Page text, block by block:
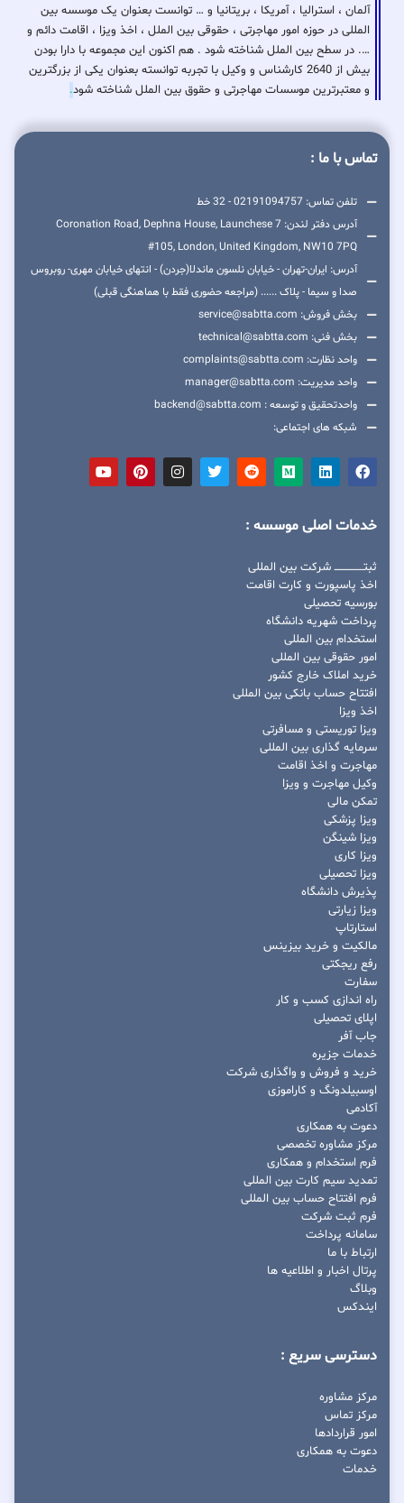
آلمان ، استرالیا ، آمریکا ، بریتانیا و … توانست بعنوان یک موسسه بین
المللی در حوزه امور مهاجرتی ، حقوقی بین الملل ، اخذ ویزا ، اقامت دائم و
…. در سطح بین الملل شناخته شود . هم اکنون این مجموعه با دارا بودن
بیش از 2640 کارشناس و وکیل با تجربه توانسته بعنوان یکی از بزرگترین
و معتبرترین موسسات مهاجرتی و حقوق بین الملل شناخته شود.
تماس با ما :
تلفن تماس: 02191094757 - 32 خط
آدرس دفتر لندن: 7 Coronation Road, Dephna House, Launchese
#105, London, United Kingdom, NW10 7PQ
آدرس: ایران-تهران - خیابان نلسون ماندلا(جردن) - انتهای خیابان مهری- روبروس
صدا و سیما - پلاک ...... (مراجعه حضوری فقط با هماهنگی قبلی)
بخش فروش: service@sabtta.com
بخش فنی: technical@sabtta.com
واحد نظارت: complaints@sabtta.com
واحد مدیریت: manager@sabtta.com
واحدتحقیق و توسعه : backend@sabtta.com
شبکه های اجتماعی:
خدمات اصلی موسسه :
ثبتــــــــــــــــ شرکت بین المللی
اخذ پاسپورت و کارت اقامت
بورسیه تحصیلی
پرداخت شهریه دانشگاه
استخدام بین المللی
امور حقوقی بین المللی
خرید املاک خارج کشور
افتتاح حساب بانکی بین المللی
اخذ ویزا
ویزا توریستی و مسافرتی
سرمایه گذاری بین المللی
مهاجرت و اخذ اقامت
وکیل مهاجرت و ویزا
تمکن مالی
ویزا پزشکی
ویزا شینگن
ویزا کاری
ویزا تحصیلی
پذیرش دانشگاه
ویزا زیارتی
استارتاپ
مالکیت و خرید بیزینس
رفع ریجکتی
سفارت
راه اندازی کسب و کار
اپلای تحصیلی
جاب آفر
خدمات جزیره
خرید و فروش و واگذاری شرکت
اوسبیلدونگ و کاراموزی
آکادمی
دعوت به همکاری
مرکز مشاوره تخصصی
فرم استخدام و همکاری
تمدید سیم کارت بین المللی
فرم افتتاح حساب بین المللی
فرم ثبت شرکت
سامانه پرداخت
ارتباط با ما
پرتال اخبار و اطلاعیه ها
وبلاگ
ایندکس
دسترسی سریع :
مرکز مشاوره
مرکز تماس
امور قراردادها
دعوت به همکاری
خدمات